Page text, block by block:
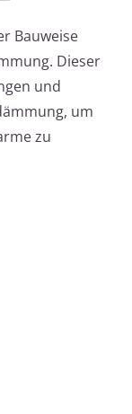
Bauweise
Dieser
und
um
zu